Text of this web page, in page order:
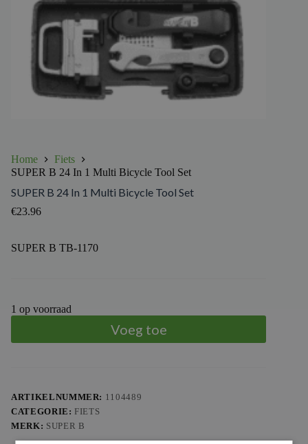
Home
Fiets
SUPER B 24 In 1 Multi Bicycle Tool Set
SUPER B 24 In 1 Multi Bicycle Tool Set
€23.96
SUPER B TB-1170
1 op voorraad
Voeg toe
ARTIKELNUMMER: 1104489
CATEGORIE: FIETS
MERK: SUPER B